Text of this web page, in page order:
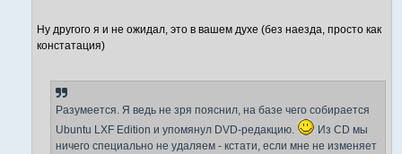
Ну другого я и не ожидал, это в вашем духе (без наезда, просто как
констатация)
Разумеется. Я ведь не зря пояснил, на базе чего собирается
Ubuntu LXF Edition и упомянул DVD-редакцию.
Из CD мы
ничего специально не удаляем - кстати, если мне не изменяет